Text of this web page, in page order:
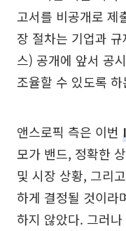
고서를 비공개로 제
장 절차는 기업과
스) 공개에 앞서 공
조율할 수 있도록
앤스로픽 측은 이번
모가 밴드, 정확한
및 시장 상황, 그리
하게 결정될 것이라
하지 않았다. 그러